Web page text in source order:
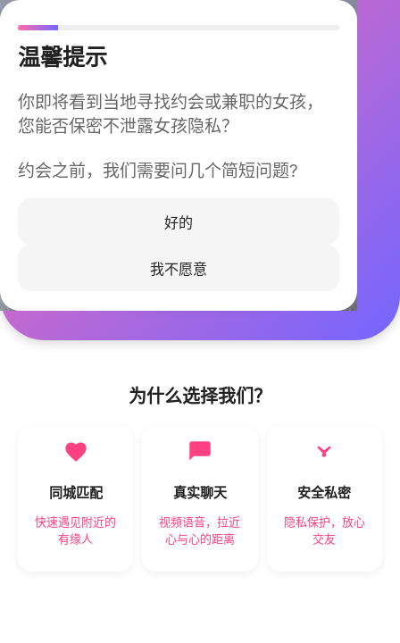
温馨提示
你即将看到当地寻找约会或兼职的女孩，
您能否保密不泄露女孩隐私？
约会之前，我们需要问几个简短问题?
好的
我不愿意
今晚不再孤单
同城快速匹配，马上认识身边的TA
立即下载
为什么选择我们？
同城匹配
快速遇见附近的
有缘人
真实聊天
视频语音，拉近
心与心的距离
安全私密
隐私保护，放心
交友